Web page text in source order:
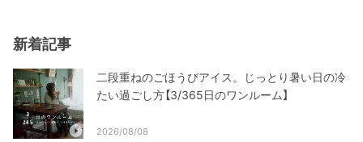
新着記事
二段重ねのごほうびアイス。じっとり暑い日の冷
たい過ごし方【3/365日のワンルーム】
2026/08/08